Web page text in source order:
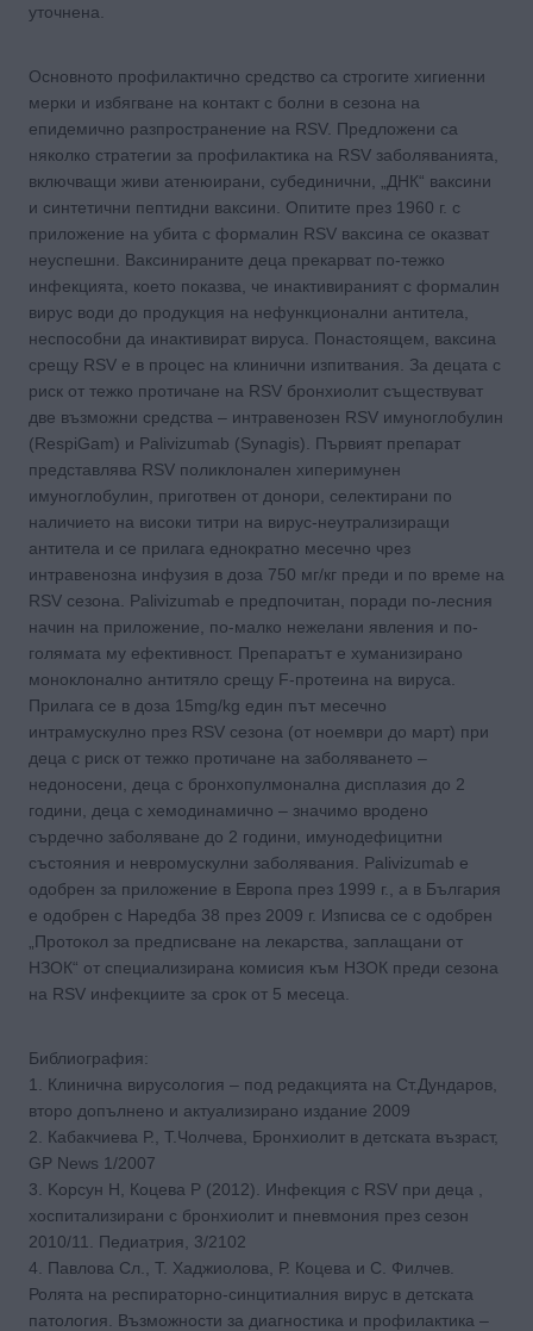
уточнена.
Основното профилактично средство са строгите хигиенни
мерки и избягване на контакт с болни в сезона на
епидемично разпространение на RSV. Предложени са
няколко стратегии за профилактика на RSV заболяванията,
включващи живи атенюирани, субединични, „ДНК“ ваксини
и синтетични пептидни ваксини. Опитите през 1960 г. с
приложение на убита с формалин RSV ваксина се оказват
неуспешни. Ваксинираните деца прекарват по-тежко
инфекцията, което показва, че инактивираният с формалин
вирус води до продукция на нефункционални антитела,
неспособни да инактивират вируса. Понастоящем, ваксина
срещу RSV е в процес на клинични изпитвания. За децата с
риск от тежко протичане на RSV бронхиолит съществуват
две възможни средства – интравенозен RSV имуноглобулин
(RespiGam) и Palivizumab (Synagis). Първият препарат
представлява RSV поликлонален хиперимунен
имуноглобулин, приготвен от донори, селектирани по
наличието на високи титри на вирус-неутрализиращи
антитела и се прилага еднократно месечно чрез
интравенозна инфузия в доза 750 мг/кг преди и по време на
RSV сезона. Palivizumab е предпочитан, поради по-лесния
начин на приложение, по-малко нежелани явления и по-
голямата му ефективност. Препаратът е хуманизирано
моноклонално антитяло срещу F-протеина на вируса.
Прилага се в доза 15mg/kg един път месечно
интрамускулно през RSV сезона (от ноември до март) при
деца с риск от тежко протичане на заболяването –
недоносени, деца с бронхопулмонална дисплазия до 2
години, деца с хемодинамично – значимо вродено
сърдечно заболяване до 2 години, имунодефицитни
състояния и невромускулни заболявания. Palivizumab е
одобрен за приложение в Европа през 1999 г., а в България
е одобрен с Наредба 38 през 2009 г. Изписва се с одобрен
„Протокол за предписване на лекарства, заплащани от
НЗОК“ от специализирана комисия към НЗОК преди сезона
на RSV инфекциите за срок от 5 месеца.
Библиография:
1. Клинична вирусология – под редакцията на Ст.Дундаров,
второ допълнено и актуализирано издание 2009
2. Кабакчиева Р., Т.Чолчева, Бронхиолит в детската възраст,
GP News 1/2007
3. Koрсун Н, Коцева Р (2012). Инфекция с RSV при деца ,
хоспитализирани с бронхиолит и пневмония през сезон
2010/11. Педиатрия, 3/2102
4. Павлова Сл., Т. Хаджиолова, Р. Коцева и С. Филчев.
Ролята на респираторно-синцитиалния вирус в детската
патология. Възможности за диагностика и профилактика –